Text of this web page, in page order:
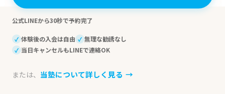
公式LINEから30秒で予約完了
✓ 体験後の入会は自由 ✓ 無理な勧誘なし
✓ 当日キャンセルもLINEで連絡OK
または、 当塾について詳しく見る →